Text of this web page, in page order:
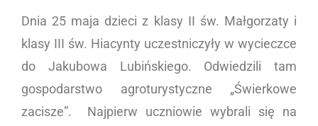
Dnia 25 maja dzieci z klasy II św. Małgorzaty i
klasy III św. Hiacynty uczestniczyły w wycieczce
do Jakubowa Lubińskiego. Odwiedzili tam
gospodarstwo agroturystyczne „Świerkowe
zacisze”. Najpierw uczniowie wybrali się na